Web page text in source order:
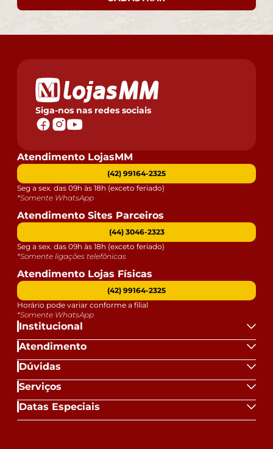
Siga-nos nas redes sociais
Institucional
Atendimento
Dúvidas
Serviços
Datas Especiais
Atendimento LojasMM
(42) 99164-2325
Seg a sex. das 09h às 18h (exceto feriado)
*Somente WhatsApp
Atendimento Sites Parceiros
(44) 3046-2323
Seg a sex. das 09h às 18h (exceto feriado)
*Somente ligações telefônicas
Atendimento Lojas Físicas
(42) 99164-2325
Horário pode variar conforme a filial
*Somente WhatsApp